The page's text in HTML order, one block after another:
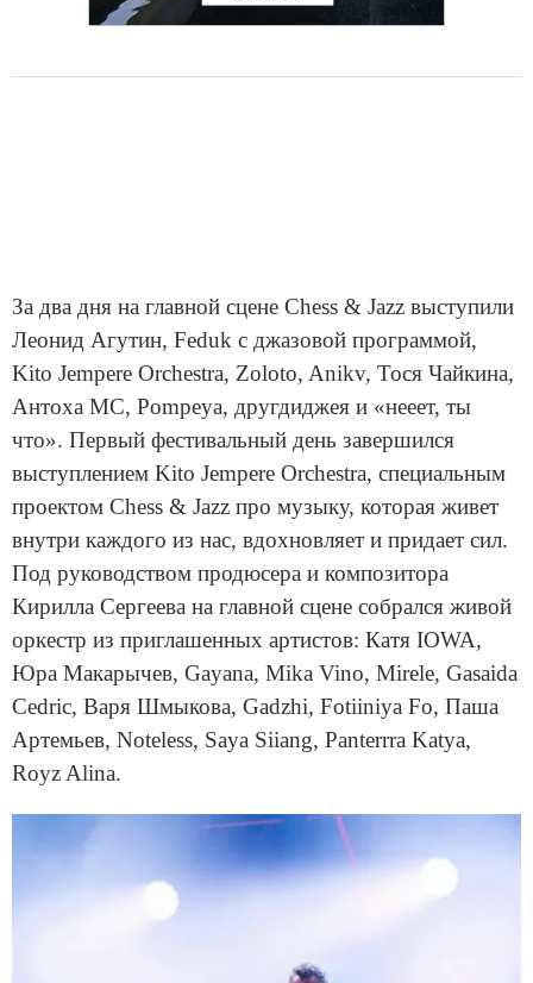
За два дня на главной сцене Chess & Jazz выступили
Леонид Агутин, Feduk с джазовой программой,
Kito Jempere Orchestra, Zoloto, Anikv, Тося Чайкина,
Антоха МС, Pompeya, другдиджея и «нееет, ты
что». Первый фестивальный день завершился
выступлением Kito Jempere Orchestra, специальным
проектом Chess & Jazz про музыку, которая живет
внутри каждого из нас, вдохновляет и придает сил.
Под руководством продюсера и композитора
Кирилла Сергеева на главной сцене собрался живой
оркестр из приглашенных артистов: Катя IOWA,
Юра Макарычев, Gayana, Mika Vino, Mirele, Gasaida
Cedric, Варя Шмыкова, Gadzhi, Fotiiniya Fo, Паша
Артемьев, Noteless, Saya Siiang, Panterrra Katya,
Royz Alina.